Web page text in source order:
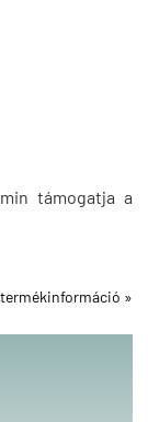
támogatja a
»